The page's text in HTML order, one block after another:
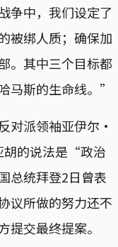
争中，我们设定了
被绑人质；确保加
。其中三个目标都
马斯的生命线。”
对派领袖亚伊尔·
胡的说法是“政治
统拜登2日曾表
议所做的努力还不
提交最终提案。